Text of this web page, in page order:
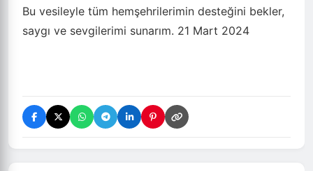
Bu vesileyle tüm hemşehrilerimin desteğini bekler,
saygı ve sevgilerimi sunarım. 21 Mart 2024